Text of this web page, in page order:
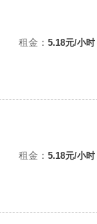
租金： 5.18元/小时
租金： 5.18元/小时